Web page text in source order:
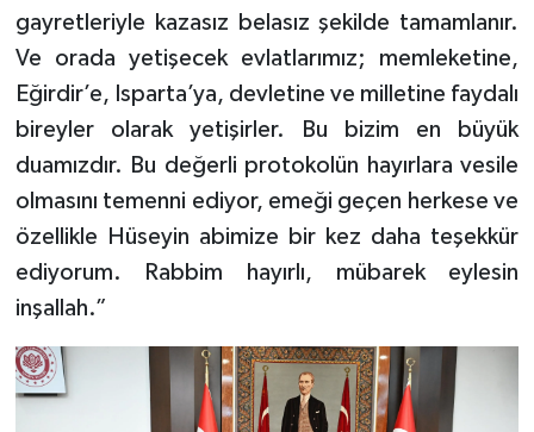
gayretleriyle kazasız belasız şekilde tamamlanır.
Ve orada yetişecek evlatlarımız; memleketine,
Eğirdir’e, Isparta’ya, devletine ve milletine faydalı
bireyler olarak yetişirler. Bu bizim en büyük
duamızdır. Bu değerli protokolün hayırlara vesile
olmasını temenni ediyor, emeği geçen herkese ve
özellikle Hüseyin abimize bir kez daha teşekkür
ediyorum. Rabbim hayırlı, mübarek eylesin
inşallah.”